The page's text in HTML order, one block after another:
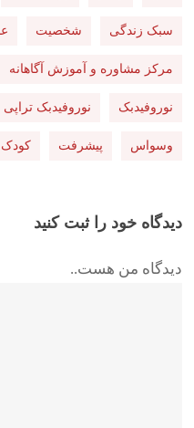
سبک زندگی شخصیت
مرکز مشاوره و آموزش آگاهانه
نوروفیدبک نوروفیدبک تراپی
وسواس پیشرفت کودک
دیدگاه خود را ثبت کنید
دیدگاه من هست..